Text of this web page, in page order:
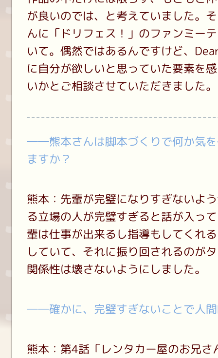
が良いのでは、と考えていました。
んに「ドリフェス！」のファンミー
いて。偶然ではあるんですけど、
に自分が欲しいと思っていた要素を
いかとご相談させていただきました。
――熊本さんは脚本づくりで何か気
ますか？
熊本：先輩が完璧になりすぎないよ
る立場の人が完璧すぎると話が入っ
輩は仕事が出来るし指導もしてくれ
していて、それに振り回されるのが
関係性は壊さないようにしました。
――確かに、完璧すぎないことで人
熊本：第4話「レンタカー屋のお兄